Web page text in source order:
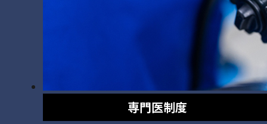
専門医制度